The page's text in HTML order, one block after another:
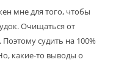
мне для того, чтобы
Очищаться от
судить на 100%
какие-то выводы о